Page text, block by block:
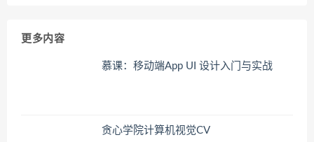
更多内容
慕课：移动端App UI 设计入门与实战
贪心学院计算机视觉CV